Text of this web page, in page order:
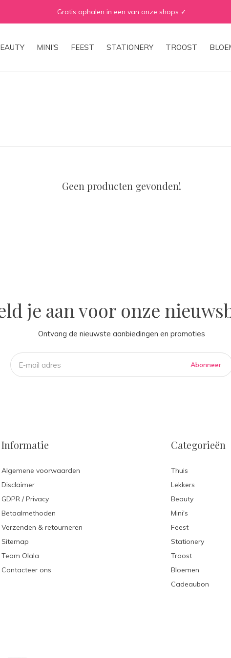
MINI'S FEEST STATIONERY TROOST
Gratis ophalen in een van onze shops ✓
Geen producten gevonden!
je aan voor onze
Ontvang de nieuwste aanbiedingen en promoties
Abonneer
Informatie
Algemene voorwaarden
Disclaimer
GDPR / Privacy
Betaalmethoden
Verzenden & retourneren
Sitemap
Team Olala
Contacteer ons
Categorieën
Thuis
Lekkers
Beauty
Mini's
Feest
Stationery
Troost
Bloemen
Cadeaubon